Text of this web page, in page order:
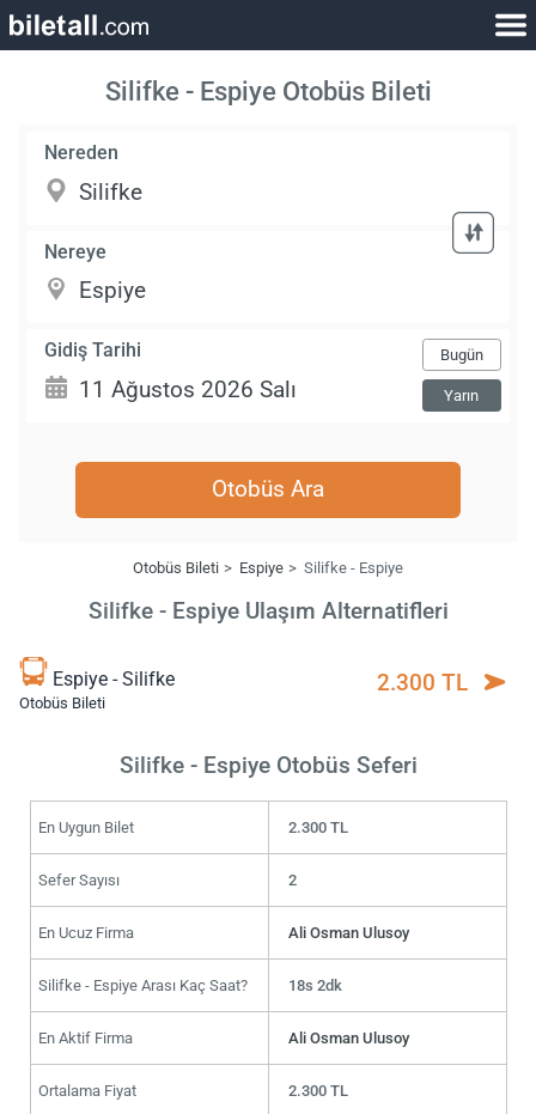
Silifke - Espiye Otobüs Bileti
Nereden
Nereye
Gidiş Tarihi Bugün
Yarın
Otobüs Ara
Otobüs Bileti Espiye Silifke - Espiye
Silifke - Espiye Ulaşım Alternatifleri
Espiye - Silifke
Otobüs Bileti
2.300 TL
Silifke - Espiye Otobüs Seferi
En Uygun Bilet 2.300 TL
Sefer Sayısı 2
En Ucuz Firma Ali Osman Ulusoy
Silifke - Espiye Arası Kaç Saat? 18s 2dk
En Aktif Firma Ali Osman Ulusoy
Ortalama Fiyat 2.300 TL